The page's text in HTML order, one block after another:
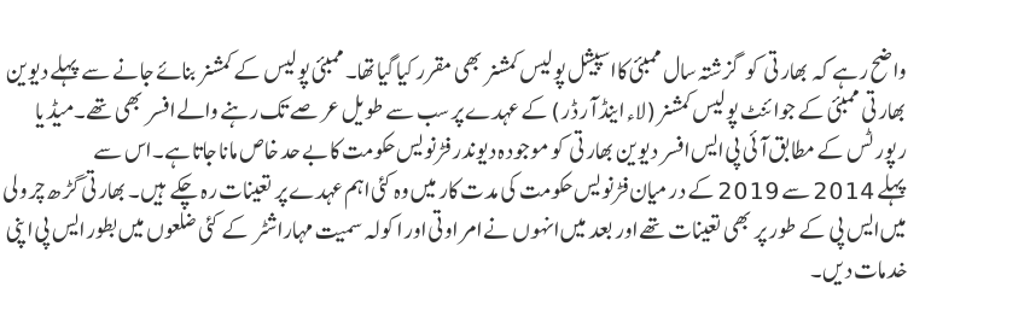
واضح رہے کہ بھارتی کو گزشتہ سال ممبئی کا اسپیشل پولیس کمشنر بھی مقرر کیا گیا تھا۔ ممبئی پولیس کے کمشنر بنائے جانے سے پہلے دیوین
بھارتی ممبئی کے جوائنٹ پولیس کمشنر (لاء اینڈ آرڈر) کے عہدے پر سب سے طویل عرصے تک رہنے والے افسر بھی تھے۔میڈیا
رپورٹس کے مطابق آئی پی ایس افسر دیوین بھارتی کو موجودہ دیوندر فڑنویس حکومت کا بے حد خاص مانا جاتا ہے۔ اس سے
پہلے 2014 سے 2019 کے درمیان فڑنویس حکومت کی مدت کار میں وہ کئی اہم عہدے پر تعینات رہ چکے ہیں۔ بھارتی گڑھ چرولی
میں ایس پی کے طور پر بھی تعینات تھے اور بعد میں انہوں نے امراوتی اور اکولہ سمیت مہاراشٹر کے کئی ضلعوں میں بطور ایس پی اپنی
خدمات دیں۔